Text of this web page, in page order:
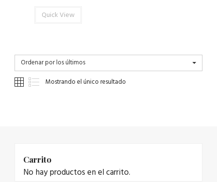
Quick View
Ordenar por los últimos
Mostrando el único resultado
Carrito
No hay productos en el carrito.